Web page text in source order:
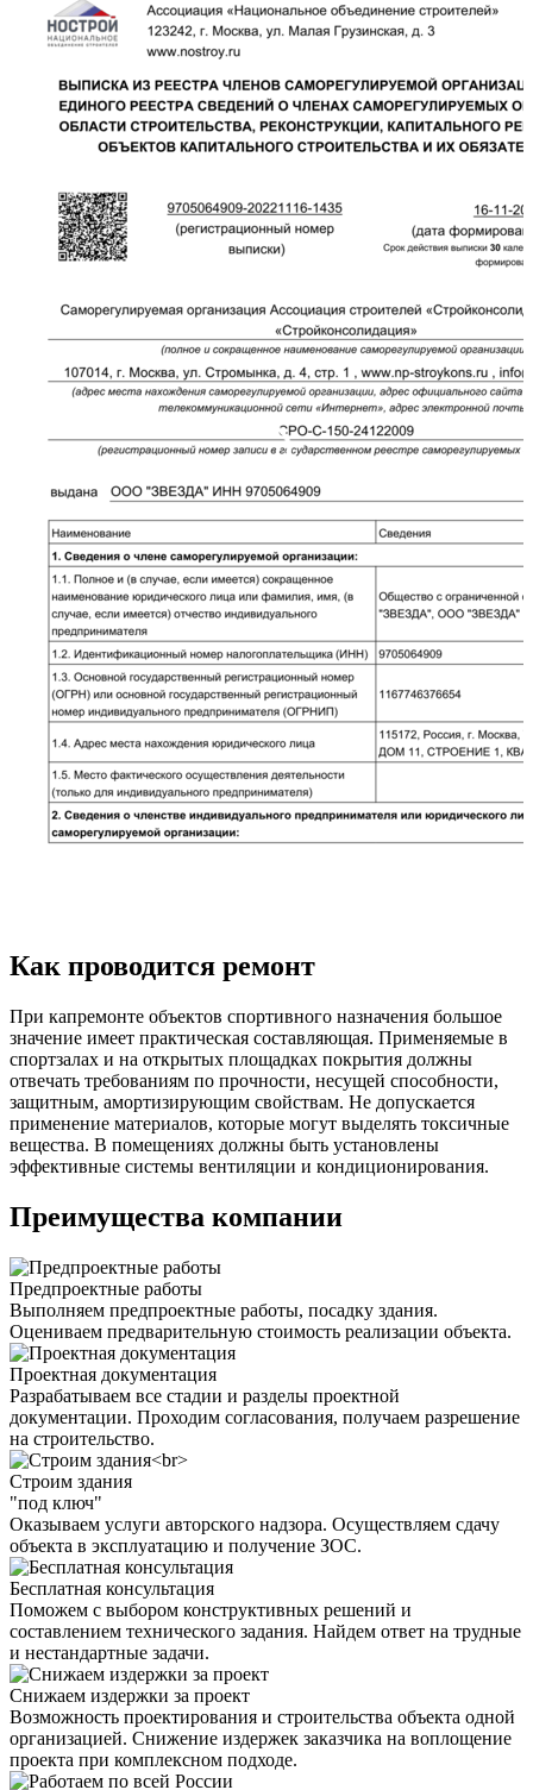
Как проводится ремонт
При капремонте объектов спортивного назначения большое
значение имеет практическая составляющая. Применяемые в
спортзалах и на открытых площадках покрытия должны
отвечать требованиям по прочности, несущей способности,
защитным, амортизирующим свойствам. Не допускается
применение материалов, которые могут выделять токсичные
вещества. В помещениях должны быть установлены
эффективные системы вентиляции и кондиционирования.
Преимущества компании
Предпроектные работы
Выполняем предпроектные работы, посадку здания.
Оцениваем предварительную стоимость реализации объекта.
Проектная документация
Разрабатываем все стадии и разделы проектной
документации. Проходим согласования, получаем разрешение
на строительство.
Строим здания
"под ключ"
Оказываем услуги авторского надзора. Осуществляем сдачу
объекта в эксплуатацию и получение ЗОС.
Бесплатная консультация
Поможем с выбором конструктивных решений и
составлением технического задания. Найдем ответ на трудные
и нестандартные задачи.
Снижаем издержки за проект
Возможность проектирования и строительства объекта одной
организацией. Снижение издержек заказчика на воплощение
проекта при комплексном подходе.